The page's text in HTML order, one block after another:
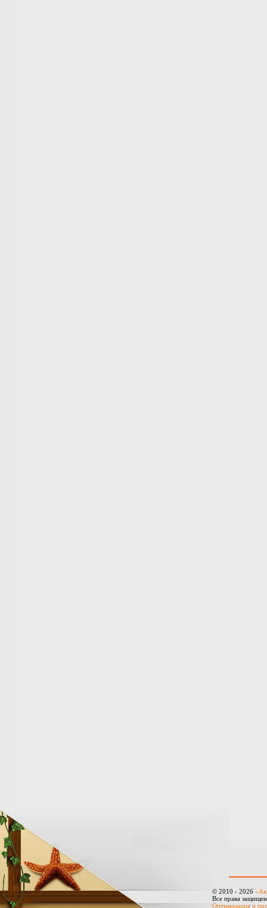
© 2010 - 2026
Все права
Оптимизация и